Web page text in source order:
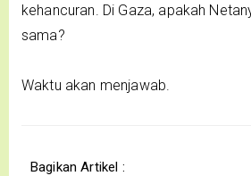
kehancuran. Di Gaza, apakah
sama?
Waktu akan menjawab.
Bagikan Artikel :